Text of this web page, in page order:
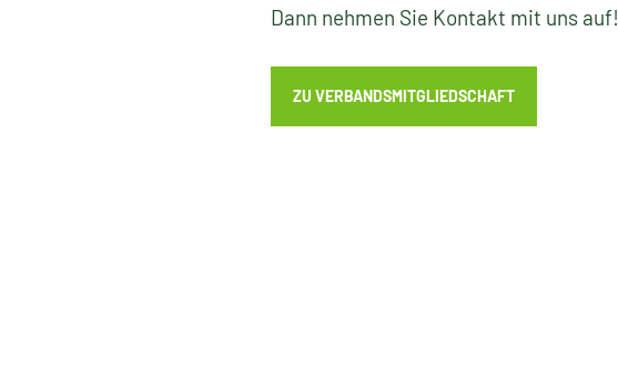
Dann nehmen Sie Kontakt mit uns auf!
ZU VERBANDSMITGLIEDSCHAFT